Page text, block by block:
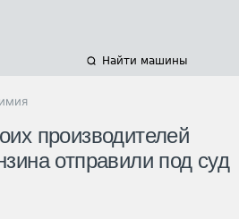
Найти машины
производителей
отправили под суд